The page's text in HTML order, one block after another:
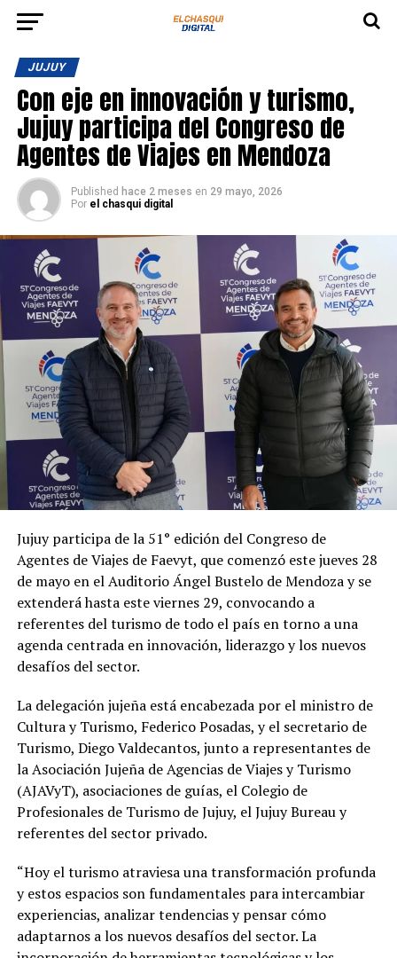
JUJUY
Con eje en innovación y turismo,
Jujuy participa del Congreso de
Agentes de Viajes en Mendoza
Published hace 2 meses en 29 mayo, 2026
Por el chasqui digital
Jujuy participa de la 51° edición del Congreso de
Agentes de Viajes de Faevyt, que comenzó este jueves 28
de mayo en el Auditorio Ángel Bustelo de Mendoza y se
extenderá hasta este viernes 29, convocando a
referentes del turismo de todo el país en torno a una
agenda centrada en innovación, liderazgo y los nuevos
desafíos del sector.
La delegación jujeña está encabezada por el ministro de
Cultura y Turismo, Federico Posadas, y el secretario de
Turismo, Diego Valdecantos, junto a representantes de
la Asociación Jujeña de Agencias de Viajes y Turismo
(AJAVyT), asociaciones de guías, el Colegio de
Profesionales de Turismo de Jujuy, el Jujuy Bureau y
referentes del sector privado.
“Hoy el turismo atraviesa una transformación profunda
y estos espacios son fundamentales para intercambiar
experiencias, analizar tendencias y pensar cómo
adaptarnos a los nuevos desafíos del sector. La